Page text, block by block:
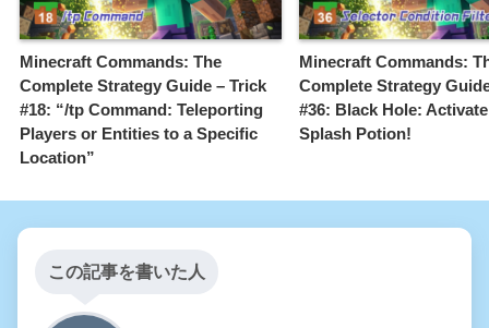
Minecraft Commands: The
Complete Strategy Guide – Trick
#18: “/tp Command: Teleporting
Players or Entities to a Specific
Location”
Minecraft Commands:
Complete Strategy
#36: Black Hole:
Splash Potion!
この記事を書いた人